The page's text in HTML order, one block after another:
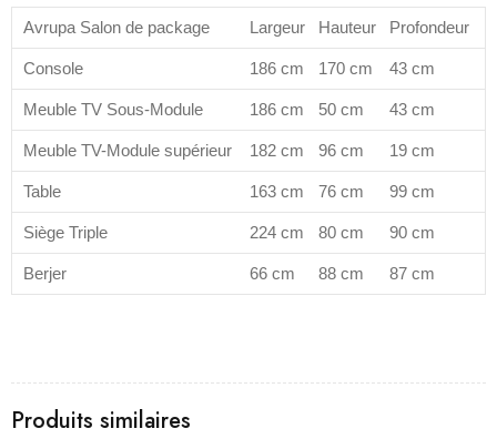
Avrupa Salon de package Largeur Hauteur Profondeur
Console 186 cm 170 cm 43 cm
Meuble TV Sous-Module 186 cm 50 cm 43 cm
Meuble TV-Module supérieur 182 cm 96 cm 19 cm
Table 163 cm 76 cm 99 cm
Siège Triple 224 cm 80 cm 90 cm
Berjer 66 cm 88 cm 87 cm
Produits similaires